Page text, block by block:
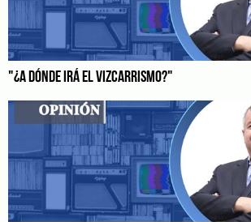
"¿A DÓNDE IRÁ EL VIZCARRISMO?"